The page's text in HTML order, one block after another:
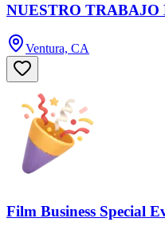
NUESTRO
Ventura, CA
Film Business Special